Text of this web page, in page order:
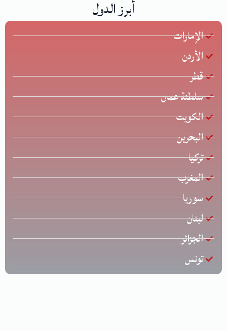
أبرز الدول
الإمارات
الأردن
قطر
سلطنة عمان
الكويت
البحرين
تركيا
المغرب
سوريا
لبنان
الجزائر
تونس